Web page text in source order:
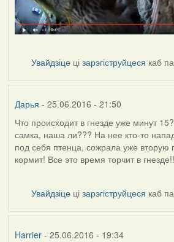
Увайдзіце цізарэгіструйцеся каб
Дарья - 25.06.2016 - 21:50
Что происходит в гнезде уже минут
самка, наша ли??? На нее кто-то
под себя птенца, сожрала уже вторую
кормит! Все это время торчит в
Увайдзіце цізарэгіструйцеся каб
Harrier- 25.06.2016 - 19:34